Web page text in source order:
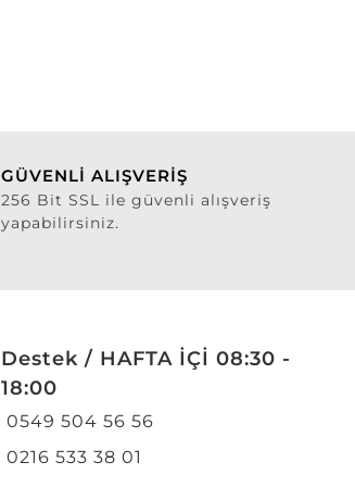
GÜVENLİ ALIŞVERİŞ
256 Bit SSL ile güvenli alışveriş
yapabilirsiniz.
Destek / HAFTA İÇİ 08:30 -
18:00
0549 504 56 56
0216 533 38 01